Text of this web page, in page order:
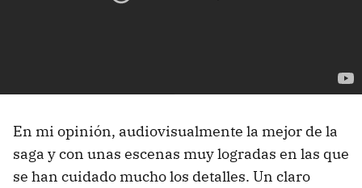
En mi opinión, audiovisualmente la mejor de la
saga y con unas escenas muy logradas en las que
se han cuidado mucho los detalles. Un claro